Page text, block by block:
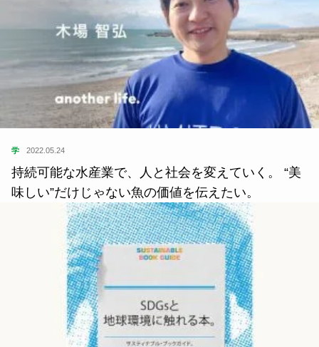
学 2022.05.24
持続可能な水産業で、人と社会を変えていく。 “美
味しい”だけじゃない魚の価値を伝えたい。